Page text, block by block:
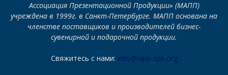
Ассоциация Презентационной Продукции» (МАПП)
учреждена в 1999г. в Санкт-Петербурге. МАПП основана на
членстве поставщиков и производителей бизнес-
сувенирной и подарочной продукции.
Свяжитесь с нами: info@iapp-spb.org